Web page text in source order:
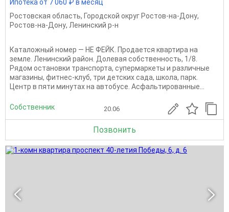
Ипотека от 7 060 ₽ в месяц
Ростовская область, Городской округ Ростов-на-Дону,
Ростов-на-Дону, Ленинский р-н
Каталожный номер — НЕ ФЕЙК. Продается квартира на
земле. Ленинский район. Долевая собственность, 1/8.
Рядом остановки транспорта, супермаркеты и различные
магазины, фитнес-клуб, три детских сада, школа, парк.
Центр в пяти минутах на автобусе. Асфальтированные...
Собственник 20.06
Позвонить